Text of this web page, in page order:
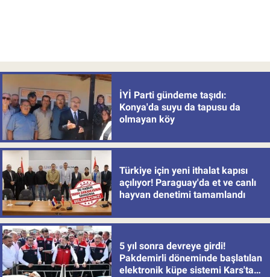
İYİ Parti gündeme taşıdı:
Konya'da suyu da tapusu da
olmayan köy
Türkiye için yeni ithalat kapısı
açılıyor! Paraguay'da et ve canlı
hayvan denetimi tamamlandı
5 yıl sonra devreye girdi!
Pakdemirli döneminde başlatılan
elektronik küpe sistemi Kars'tan